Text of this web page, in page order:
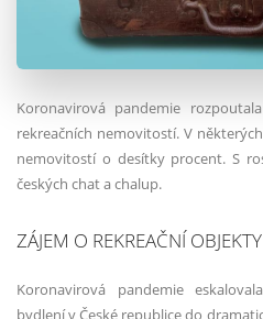
Koronavirová pandemie
rekreačních nemovitostí. V
nemovitostí o desítky procent. S
českých chat a chalup.
ZÁJEM O REKREAČNÍ
Koronavirová pandemie
bydlení v České republice do